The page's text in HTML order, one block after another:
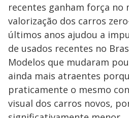
recentes ganham força no
valorização dos carros
últimos anos ajudou a
de usados recentes no
Modelos que mudaram
ainda mais atraentes
praticamente o mesmo
visual dos carros novos,